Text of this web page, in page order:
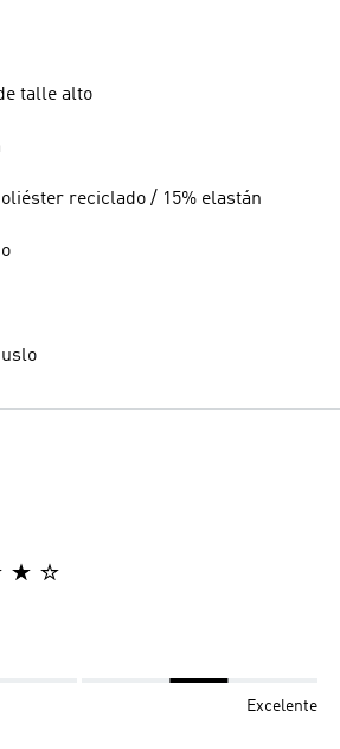
talle alto
reciclado / 15% elastán
Excelente